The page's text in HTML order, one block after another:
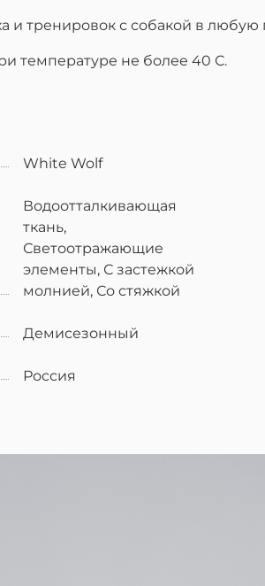
и тренировок с собакой в
температуре не более 40 С.
White Wolf
Водоотталкивающая
ткань,
Светоотражающие
элементы, С застежкой
молнией, Со стяжкой
Демисезонный
Россия